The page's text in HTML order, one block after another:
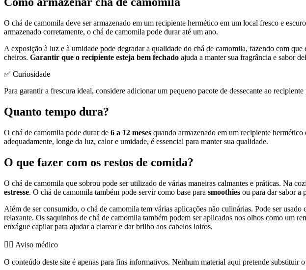
O chá de camomila deve ser armazenado em um recipiente hermético em um local fresco e
armazenado corretamente, o chá de camomila pode durar até um ano.
A exposição à luz e à umidade pode degradar a qualidade do chá de camomila, fazendo com
cheiros. Garantir que o recipiente esteja bem fechado ajuda a manter sua fragrância e sabor
✅ Curiosidade
Para garantir a frescura ideal, considere adicionar um pequeno pacote de dessecante ao
Quanto tempo dura?
O chá de camomila pode durar de 6 a 12 meses quando armazenado em um recipiente
adequadamente, longe da luz, calor e umidade, é essencial para manter sua qualidade.
O que fazer com os restos de comida?
O chá de camomila que sobrou pode ser utilizado de várias maneiras calmantes e práticas. Na
estresse. O chá de camomila também pode servir como base para smoothies ou para dar sabor a
Além de ser consumido, o chá de camomila tem várias aplicações não culinárias. Pode ser usado
relaxante. Os saquinhos de chá de camomila também podem ser aplicados nos olhos como um
enxágue capilar para ajudar a clarear e dar brilho aos cabelos loiros.
👨‍⚕️️ Aviso médico
O conteúdo deste site é apenas para fins informativos. Nenhum material aqui pretende substituir